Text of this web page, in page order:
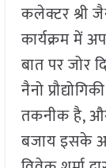
कलेक्टर श्री
कार्यक्रम में
बात पर जोर
नैनो
तकनीक है,
बजाय इसके